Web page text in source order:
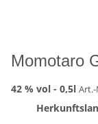
Momotaro
42 % vol - 0,5l Art.-